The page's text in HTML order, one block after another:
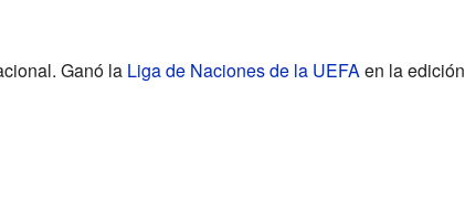
Ganó la Liga de Naciones de la UEFAen la edición